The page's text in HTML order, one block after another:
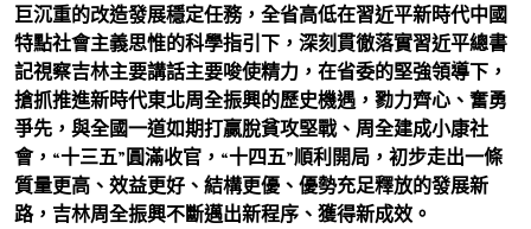
巨沉重的改造發展穩定任務，全省高低在習近平新時代中國
特點社會主義思惟的科學指引下，深刻貫徹落實習近平總書
記視察吉林主要講話主要唆使精力，在省委的堅強領導下，
搶抓推進新時代東北周全振興的歷史機遇，勠力齊心、奮勇
爭先，與全國一道如期打贏脫貧攻堅戰、周全建成小康社
會，“十三五”圓滿收官，“十四五”順利開局，初步走出一條
質量更高、效益更好、結構更優、優勢充足釋放的發展新
路，吉林周全振興不斷邁出新程序、獲得新成效。